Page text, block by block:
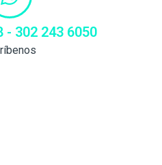
- 302 243 6050